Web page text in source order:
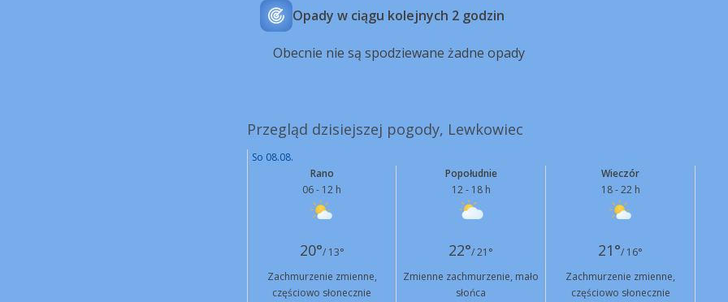
Opady w ciągu kolejnych 2 godzin
Obecnie nie są spodziewane żadne opady
Przegląd dzisiejszej pogody, Lewkowiec
So 08.08.
Rano
06 - 12 h
Popołudnie
12 - 18 h
Wieczór
18 - 22 h
20°/ 13° 22°/ 21° 21°/ 16°
Zachmurzenie zmienne,
częściowo słonecznie
Zmienne zachmurzenie, mało
słońca
Zachmurzenie zmienne,
częściowo słonecznie